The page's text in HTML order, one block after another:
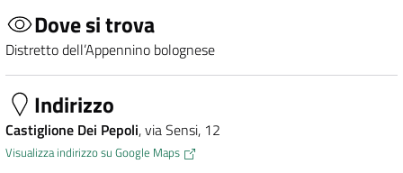
Dove si trova
Distretto dell’Appennino bolognese
Indirizzo
Castiglione Dei Pepoli, via Sensi, 12
Visualizza indirizzo su Google Maps